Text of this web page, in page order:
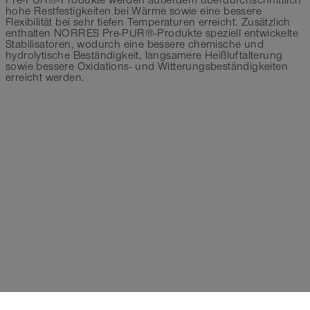
hohe Restfestigkeiten bei Wärme sowie eine bessere
Flexibilität bei sehr tiefen Temperaturen erreicht. Zusätzlich
enthalten NORRES Pre-PUR®-Produkte speziell entwickelte
Stabilisatoren, wodurch eine bessere chemische und
hydrolytische Beständigkeit, langsamere Heißluftalterung
sowie bessere Oxidations- und Witterungsbeständigkeiten
erreicht werden.